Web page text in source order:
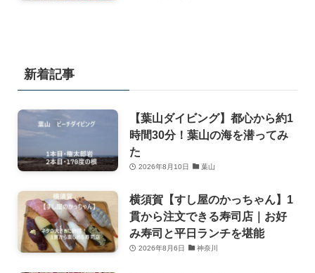
新着記事
【葉山ダイビング】都心から約1
時間30分！葉山の海を潜ってみ
た
2026年8月10日 葉山
横須賀【すし屋のかっちゃん】1
貫から注文できる寿司店｜お好
み寿司と平日ランチを堪能
2026年8月6日 神奈川